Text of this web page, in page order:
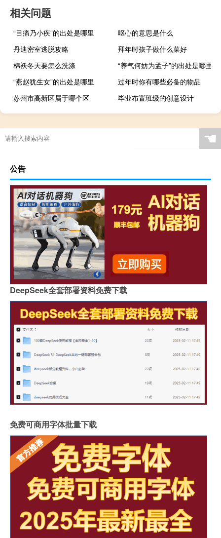
相关问题
“目痛乃小疾”的出处是哪里
呕心的意思是什么
丹迪密室逃脱攻略
拜年时孩子做什么菜好
棉袄冬天要怎么洗涤
“养气何妨为孟子”的出处是哪里
“燕赵犹生女”的出处是哪里
过年时你有哪些必备的物品
苏州市高新区属于哪个区
毕业布置班级的创意设计
☚
公告
DeepSeek全套部署资料免费下载
免费可商用字体批量下载